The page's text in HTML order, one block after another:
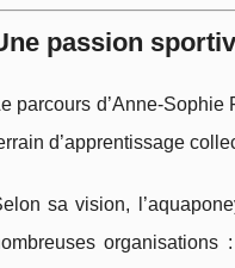
passion
parcours
d’apprentissage
sa vision,
organisations